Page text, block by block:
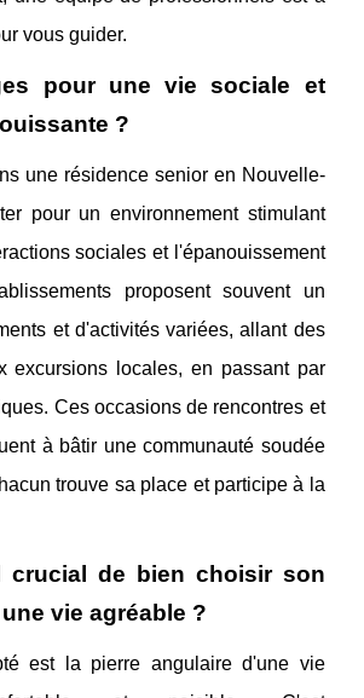
vous guider.
pour une vie sociale et
?
une résidence senior en Nouvelle-
pour un environnement stimulant
sociales et l'épanouissement
proposent souvent un
et d'activités variées, allant des
excursions locales, en passant par
Ces occasions de rencontres et
à bâtir une communauté soudée
trouve sa place et participe à la
crucial de bien choisir son
vie agréable ?
est la pierre angulaire d'une vie